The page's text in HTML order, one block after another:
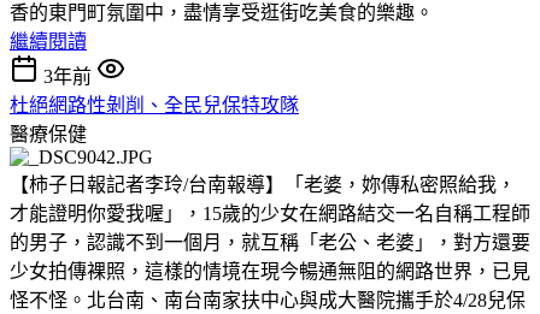
香的東門町氛圍中，盡情享受逛街吃美食的樂趣。
繼續閱讀
3年前
杜絕網路性剝削、全民兒保特攻隊
醫療保健
【柿子日報記者李玲/台南報導】「老婆，妳傳私密照給我，
才能證明你愛我喔」，15歲的少女在網路結交一名自稱工程師
的男子，認識不到一個月，就互稱「老公、老婆」，對方還要
少女拍傳裸照，這樣的情境在現今暢通無阻的網路世界，已見
怪不怪。北台南、南台南家扶中心與成大醫院攜手於4/28兒保